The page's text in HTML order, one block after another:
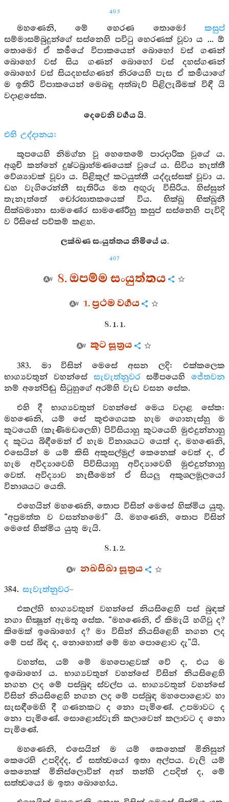
405
මහණෙනි, මේ හෙරණ තොමෝ කසුප්
සම්මාසම්බුදුන්ගේ සස්නෙහි පවිටු හෙරණක් වූවා ය ... ඕ
තොමෝ ඒ කර්‍මයේ විපාකයෙන් බොහෝ වස් ගණන්
බොහෝ වස් සිය ගණන් බොහෝ වස් දහස්ගණන්
බොහෝ වස් සියදහස්ගණන් නිරයෙහි පැස ඒ කර්‍මයාගේ
ම ඉතිරි විපාකයෙන් මෙබඳු අත්බැව් පිළිලැබීමක් විඳී යි
වදාළසේක.
දෙවෙනි වර්‍ගය යි.
එහි උද්දානය:
කූපයෙහි නිමග්න වූ හෙතෙමේ පාරදාරික වූයේ ය.
අශුචි කන්නේ දුෂ්ටබ්‍රාහ්මණයෙක් වූයේ ය. සිවිය නැත්තී
වේශ්‍යාවක් වූවා ය. පිළිකුල් කටයුත්තී යද්දැස්සක් වූවා ය.
ඩහ වැගිරෙන්නී සැතිරිය මත අඟුරු විසිරිය. හිස්සුන්
තැනැත්තේ චෝරඝාතකයෙක් විය. භික්ඛු භික්ඛුනී
සික්ඛමානා සාමණේර සාමණේරීහු කසුප් සස්නෙහි පැවිදි
ව රිසිසේ පව්කම් කළහ.
ලක්ඛණ සංයුත්තය නිමියේ ය.
407
8. ඔපම්ම සංයුත්තය
1. ප්‍රථම වර්‍ගය
8. 1. 1.
කූට සූත්‍රය
383. මා විසින් මෙසේ අසන ලදි: එක්කලෙක
භාග්‍යවතුන් වහන්සේ සැවැත්නුවරසමීපයෙහි ජේතවන
නම් අනේපිඬු සිටුහුගේ අරම්හි වැඩ වසන සේක.
එහි දී භාග්‍යවතුන් වහන්සේ මෙය වදාළ සේක:
මහණෙනි, යම් සේ කුළුගෙයක හැම ගොනැස්හු ම
කූටයෙහි (කැණිමඩලෙහි) පිවිසියාහු කූටයෙහි මුළුදුන්නාහු
ද කූටය බිඳීමෙන් ඒ හැම විනාශයට යෙත් ද, මහණෙනි,
එසෙයින් ම යම් කිසි අකුසල්මුල් කෙනෙක් වෙත් ද, ඒ
හැම අවිද්‍යාවෙහි පිවිසියාහු අවිද්‍යාවෙහි මුළුදුන්නාහු
වෙත්. අවිද්‍යාව නැසීමෙන් ඒ සියලු අකුශලමූලයෝ
විනාශයට යෙති.
එහෙයින් මහණෙනි, තොප විසින් මෙසේ හික්මිය යුතු.
“අප්‍රමත්ත ව වසන්නමෝ” යි. මහණෙනි, තොප විසින්
මෙසේ හික්මිය යුතු මැයි.
8. 1. 2.
නඛසිඛා සූත්‍රය
384. සැවැත්නුවර–
එකල්හි භාග්‍යවතුන් වහන්සේ නියසිළෙහි පස් බුඳක්
නගා භික්‍ෂූන් ඇමතූ සේක. “මහණෙනි, ඒ කිමැයි හගිවු ද?
කිමෙක් ඉබොහෝ ද? මා විසින් නියසිළෙහි නගන ලද
මේ පස් බිඳ ද, නොහොත් මේ මහ පොළොව දැ”යි.
වහන්ස, යම් මේ මහපොළවක් වේ ද, එය ම
ඉබොහෝ ය. භාග්‍යවතුන් වහන්සේ විසින් නියසිළෙහි
නගන ලද මේ පස්බුඳ ස්වල්ප ය. භාග්‍යවතුන් වහන්සේ
විසින් නියසිළෙහි නගන ලද මේ පස්බුඳ මහපොළොව හා
සැසඳීමෙහි දී ගණනකට ද නො පැමිණේ. උපමාවට ද
නො පැමිණේ. සොළොස්වැනි කලාවෙන් කලාවට ද නො
පැමිණේ.
මහණෙනි, එසෙයින් ම යම් කෙනෙක් මිනිසුන්
කෙරෙහි උපදිද්ද, ඒ සත්ත්‍වයෝ ඉතා අල්පය. වැලි යම්
කෙනෙක් මිනිස්ලොවින් අන් තන්හි උපදිත් ද, මේ
සත්ත්‍වයෝ ම ඉතා බොහෝය.